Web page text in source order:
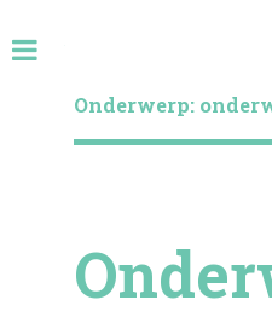
Onderwerp: